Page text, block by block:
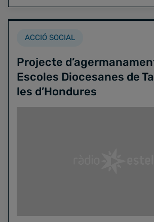
ACCIÓ SOCIAL
Projecte
Escoles Diocesanes de
les d’Hondures